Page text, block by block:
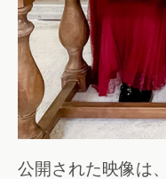
公開された映像は